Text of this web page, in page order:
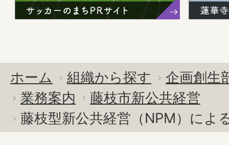
ホーム 組織から探す
企画創生
業務案内
藤枝市新公共経営
藤枝型新公共経営（NPM）によ